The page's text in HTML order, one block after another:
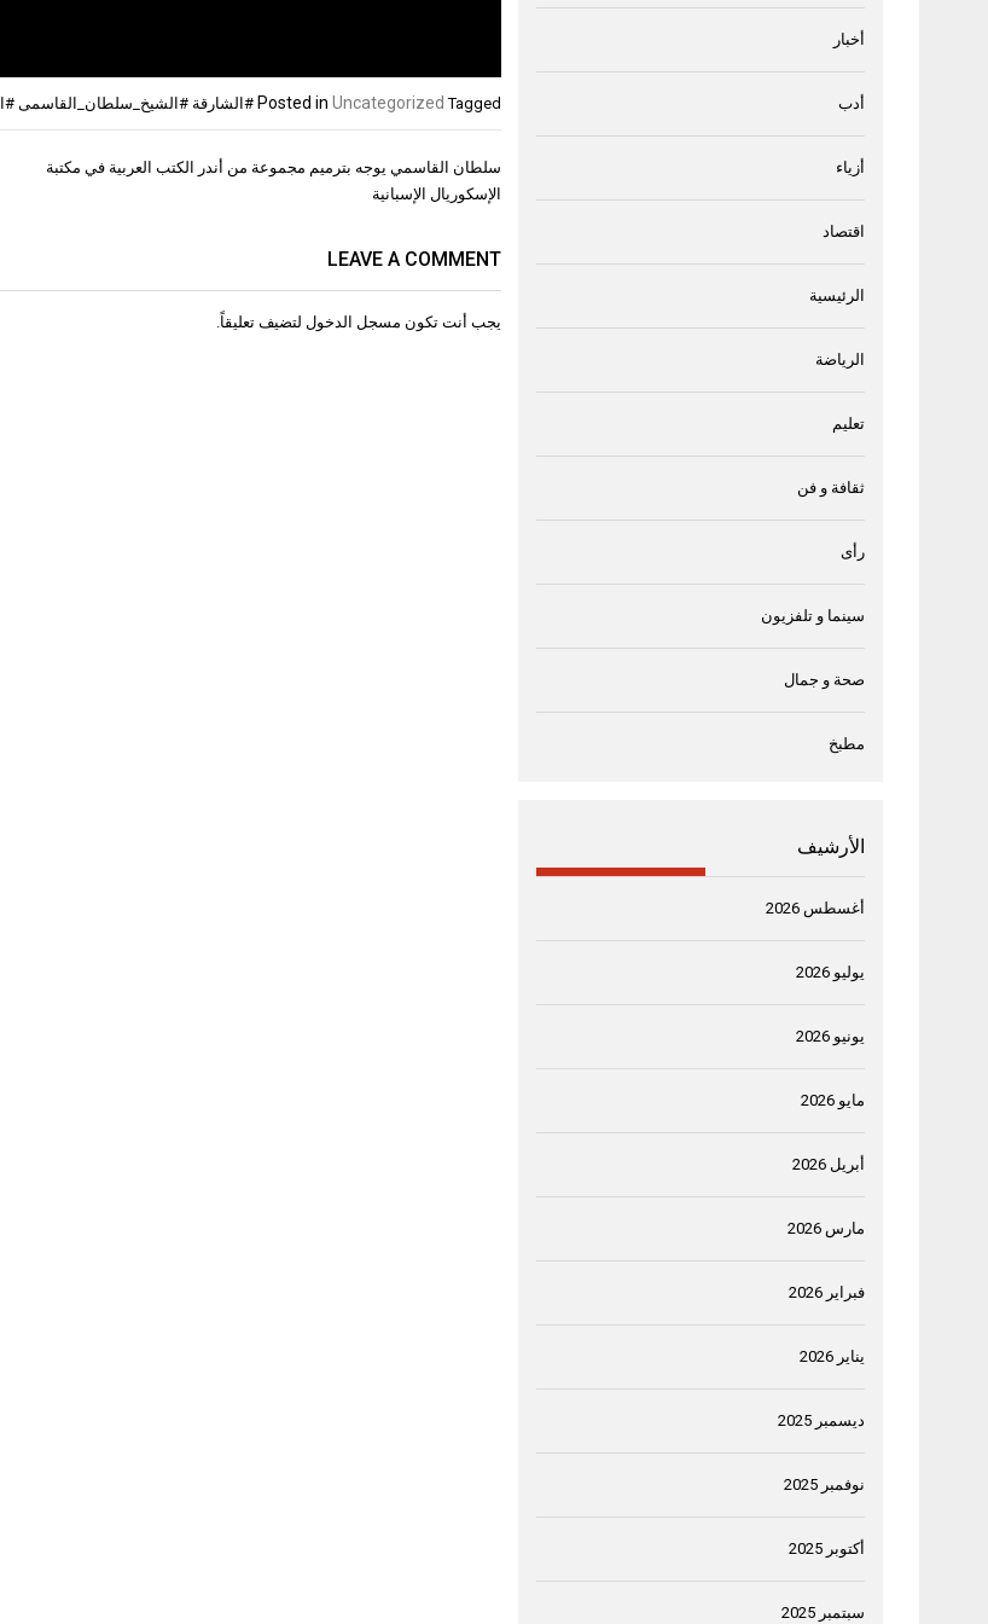
Posted inUncategorized Tagged #الشارقة #الشيخ_سلطان_القاسمى
تصفّح
المقالات
سلطان القاسمي يوجه بترميم مجموعة من أندر الكتب العربية في مكتبة
الإسكوريال الإسبانية
LEAVE A COMMENT
يجب أنت تكون مسجل الدخول لتضيف تعليقاً.
أخبار
أدب
أزياء
اقتصاد
الرئيسية
الرياضة
تعليم
ثقافة و فن
رأى
سينما و تلفزيون
صحة و جمال
مطبخ
الأرشيف
أغسطس 2026
يوليو 2026
يونيو 2026
مايو 2026
أبريل 2026
مارس 2026
فبراير 2026
يناير 2026
ديسمبر 2025
نوفمبر 2025
أكتوبر 2025
سبتمبر 2025